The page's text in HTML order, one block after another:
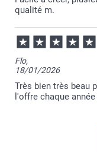
qualité m.
Flo,
18/01/2026
Très bien très beau
l'offre chaque